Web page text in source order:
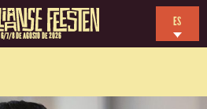
6/7/8 DE AGOSTO DE 2026
ES